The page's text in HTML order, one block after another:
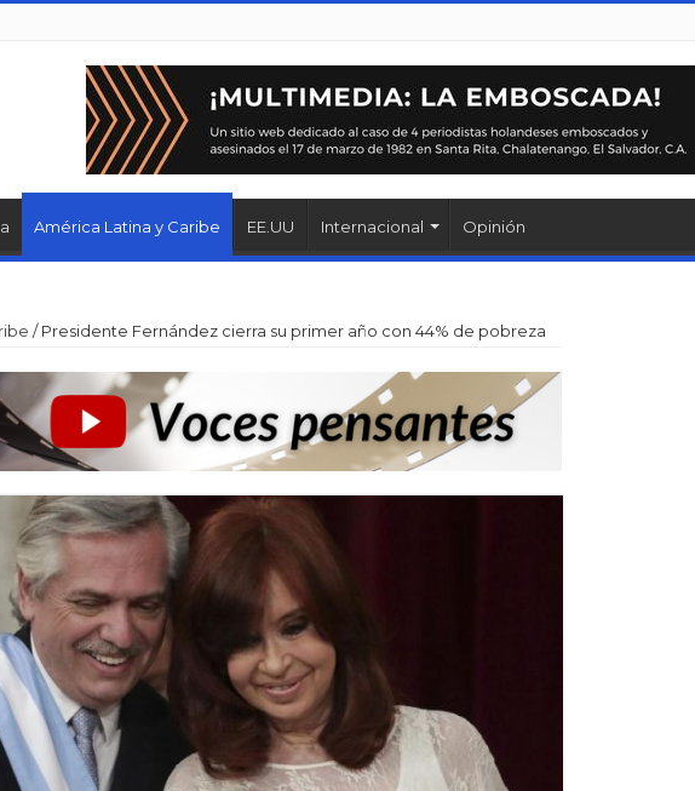
América Latina y Caribe EE.UU Internacional Opinión
/ Presidente Fernández cierra su primer año con 44% de pobreza